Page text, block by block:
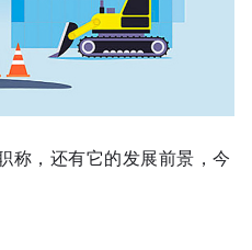
称，还有它的发展前景，今